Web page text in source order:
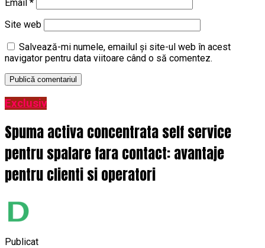
Email *
Site web
Salvează-mi numele, emailul și site-ul web în acest
navigator pentru data viitoare când o să comentez.
Exclusiv
Spuma activa concentrata self service
pentru spalare fara contact: avantaje
pentru clienti si operatori
Publicat